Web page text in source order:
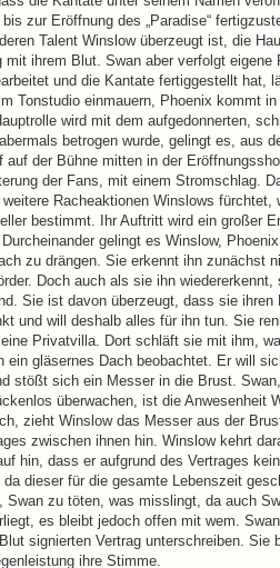
zur Eröffnung des „Paradise“
Talent Winslow überzeugt ist, die
mit ihrem Blut. Swan aber verfolgt eigene
und die Kantate fertiggestellt hat,
Tonstudio einmauern, Phoenix kommt in
wird mit dem aufgedonnerten,
betrogen wurde, gelingt es, aus
der Bühne mitten in der
der Fans, mit einem Stromschlag.
Racheaktionen Winslows fürchtet,
bestimmt. Ihr Auftritt wird ein großer
gelingt es Winslow,
zu drängen. Sie erkennt ihn zunächst
Doch auch als sie ihn wiedererkennt,
Sie ist davon überzeugt, dass sie ihren
und will deshalb alles für ihn tun. Sie
Privatvilla. Dort schläft sie mit ihm,
ein gläsernes Dach beobachtet. Er will
stößt sich ein Messer in die Brust.
überwachen, ist die Anwesenheit
zieht Winslow das Messer aus der
zwischen ihnen hin. Winslow kehrt
hin, dass er aufgrund des Vertrages
dieser für die gesamte Lebenszeit
Swan zu töten, was misslingt, da auch
es bleibt jedoch offen mit wem.
signierten Vertrag unterschreiben. Sie
ihre Stimme.